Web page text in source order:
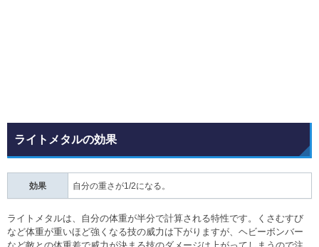
ライトメタルの効果
効果 自分の重さが1/2になる。
ライトメタルは、自分の体重が半分で計算される特性です。くさむすび
など体重が重いほど強くなる技の威力は下がりますが、ヘビーボンバー